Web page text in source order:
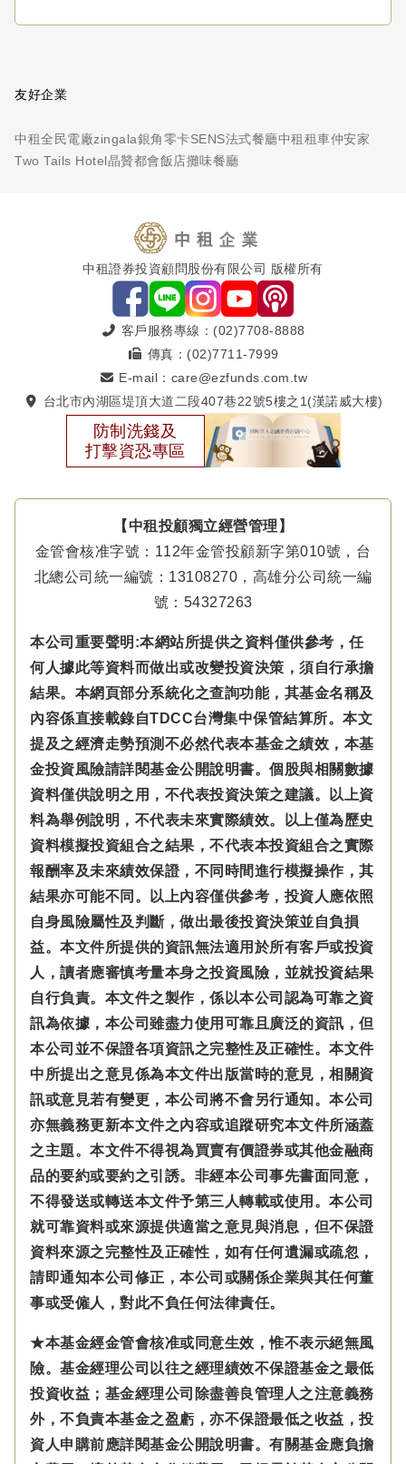
友好企業
中租全民電廠zingala銀角零卡SENS法式餐廳中租租車仲安家
Two Tails Hotel晶贊都會飯店攤味餐廳
中租證券投資顧問股份有限公司 版權所有
客戶服務專線：(02)7708-8888
傳真：(02)7711-7999
E-mail：care@ezfunds.com.tw
台北市內湖區堤頂大道二段407巷22號5樓之1(漢諾威大樓)
防制洗錢及
打擊資恐專區
【中租投顧獨立經營管理】
金管會核准字號：112年金管投顧新字第010號，台
北總公司統一編號：13108270，高雄分公司統一編
號：54327263
本公司重要聲明:本網站所提供之資料僅供參考，任
何人據此等資料而做出或改變投資決策，須自行承擔
結果。本網頁部分系統化之查詢功能，其基金名稱及
內容係直接載錄自TDCC台灣集中保管結算所。本文
提及之經濟走勢預測不必然代表本基金之績效，本基
金投資風險請詳閱基金公開說明書。個股與相關數據
資料僅供說明之用，不代表投資決策之建議。以上資
料為舉例說明，不代表未來實際績效。以上僅為歷史
資料模擬投資組合之結果，不代表本投資組合之實際
報酬率及未來績效保證，不同時間進行模擬操作，其
結果亦可能不同。以上內容僅供參考，投資人應依照
自身風險屬性及判斷，做出最後投資決策並自負損
益。本文件所提供的資訊無法適用於所有客戶或投資
人，讀者應審慎考量本身之投資風險，並就投資結果
自行負責。本文件之製作，係以本公司認為可靠之資
訊為依據，本公司雖盡力使用可靠且廣泛的資訊，但
本公司並不保證各項資訊之完整性及正確性。本文件
中所提出之意見係為本文件出版當時的意見，相關資
訊或意見若有變更，本公司將不會另行通知。本公司
亦無義務更新本文件之內容或追蹤研究本文件所涵蓋
之主題。本文件不得視為買賣有價證券或其他金融商
品的要約或要約之引誘。非經本公司事先書面同意，
不得發送或轉送本文件予第三人轉載或使用。本公司
就可靠資料或來源提供適當之意見與消息，但不保證
資料來源之完整性及正確性，如有任何遺漏或疏忽，
請即通知本公司修正，本公司或關係企業與其任何董
事或受僱人，對此不負任何法律責任。
★本基金經金管會核准或同意生效，惟不表示絕無風
險。基金經理公司以往之經理績效不保證基金之最低
投資收益；基金經理公司除盡善良管理人之注意義務
外，不負責本基金之盈虧，亦不保證最低之收益，投
資人申購前應詳閱基金公開說明書。有關基金應負擔